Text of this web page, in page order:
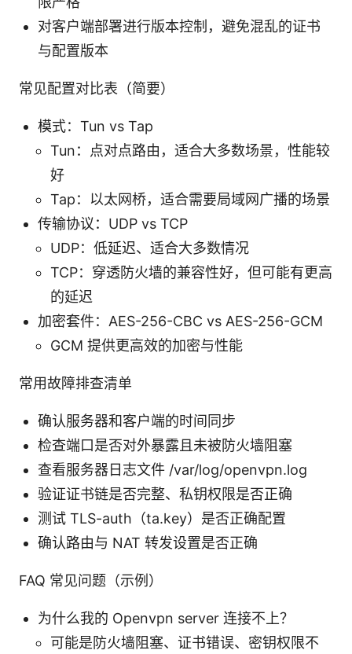
对客户端部署进行版本控制，避免混乱的证书
与配置版本
常见配置对比表（简要）
模式：Tun vs Tap
Tun：点对点路由，适合大多数场景，性能较
好
Tap：以太网桥，适合需要局域网广播的场景
传输协议：UDP vs TCP
UDP：低延迟、适合大多数情况
TCP：穿透防火墙的兼容性好，但可能有更高
的延迟
加密套件：AES-256-CBC vs AES-256-GCM
GCM 提供更高效的加密与性能
常用故障排查清单
确认服务器和客户端的时间同步
检查端口是否对外暴露且未被防火墙阻塞
查看服务器日志文件 /var/log/openvpn.log
验证证书链是否完整、私钥权限是否正确
测试 TLS-auth（ta.key）是否正确配置
确认路由与 NAT 转发设置是否正确
FAQ 常见问题（示例）
为什么我的 Openvpn server 连接不上？
可能是防火墙阻塞、证书错误、密钥权限不